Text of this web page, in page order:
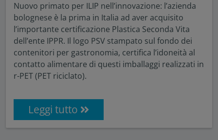
Nuovo primato per ILIP nell’innovazione: l’azienda
bolognese è la prima in Italia ad aver acquisito
l’importante certificazione Plastica Seconda Vita
dell’ente IPPR. Il logo PSV stampato sul fondo dei
contenitori per gastronomia, certifica l’idoneità al
contatto alimentare di questi imballaggi realizzati in
r-PET (PET riciclato).
Leggi tutto